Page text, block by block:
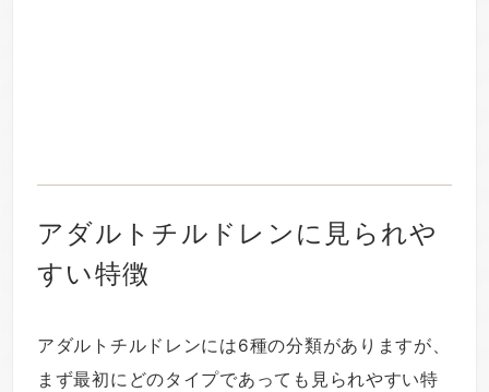
アダルトチルドレンに見られや
すい特徴
アダルトチルドレンには6種の分類がありますが、
まず最初にどのタイプであっても見られやすい特